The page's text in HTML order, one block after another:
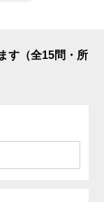
す（全15問・所